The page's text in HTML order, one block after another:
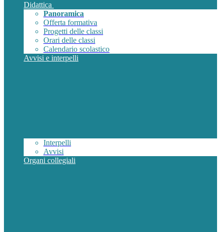
Didattica
Panoramica
Offerta formativa
Progetti delle classi
Orari delle classi
Calendario scolastico
Avvisi e interpelli
Interpelli
Avvisi
Organi collegiali